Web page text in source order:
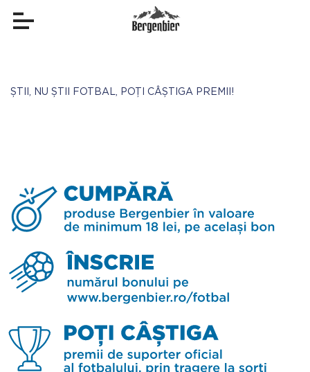
ȘTII, NU ȘTII FOTBAL, POȚI CÂȘTIGA PREMII!